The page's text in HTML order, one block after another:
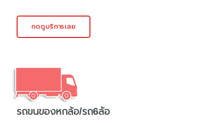
กดดูบริการเลย
รถขนของหกล้อ/รถ6ล้อ